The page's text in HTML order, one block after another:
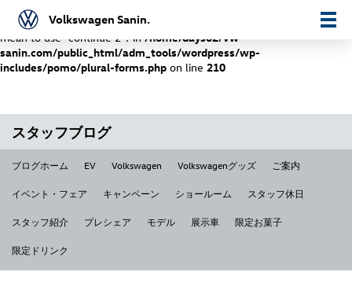
Warning
: "continue" targeting switch is equivalent to "break". Did you
mean to use "continue 2"? in /home/days02/vw-
sanin.com/public_html/adm_tools/wordpress/wp-
includes/pomo/plural-forms.php on line 210
Volkswagen Sanin.
スタッフブログ
ブログホーム EV Volkswagen Volkswagenグッズ ご案内
イベント・フェア キャンペーン ショールーム スタッフ休日
スタッフ紹介 プレシェア モデル 展示車 限定お菓子
限定ドリンク